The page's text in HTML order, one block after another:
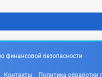
финансовой безопасности
Контакты Политика обработки